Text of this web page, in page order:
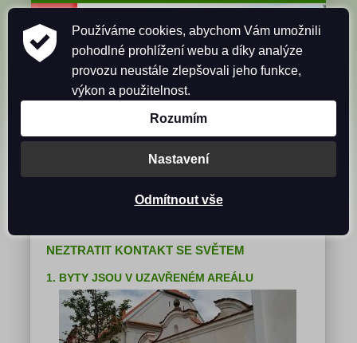
BYTY BROZANY
DOKUMENTACE BYTŮ
MĚSTYS BROZANY
DOLNÍM POOHŘÍM
KONTAKT
10 DŮVODŮ PROČ SI NAJMOUT
BYTY V BROZANECH
PRO TY, KTEŘÍ CHTĚJÍ BYDLET V ZELENI A
NEZTRATIT KONTAKT SE SVĚTEM
1. BYTY JSOU V UZAVŘENÉM AREÁLU
Používáme cookies, abychom Vám umožnili
pohodlné prohlížení webu a díky analýze
provozu neustále zlepšovali jeho funkce,
výkon a použitelnost.
Rozumím
Nastavení
Odmítnout vše